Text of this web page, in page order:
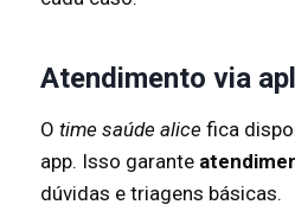
Atendimento via
O time saúde alice fica
app. Isso garante
dúvidas e triagens básicas.